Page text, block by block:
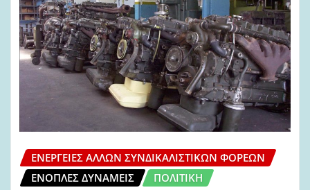
ΕΝΈΡΓΕΙΕΣ ΆΛΛΩΝ ΣΥΝΔΙΚΑΛΙΣΤΙΚΏΝ ΦΟΡΈΩΝ
ΈΝΟΠΛΕΣ ΔΥΝΆΜΕΙΣ
ΠΟΛΙΤΙΚΉ